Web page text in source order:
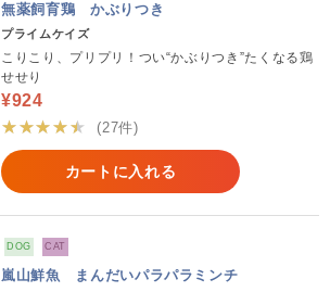
無薬飼育鶏 かぶりつき
プライムケイズ
こりこり、プリプリ！つい“かぶりつき”たくなる鶏
せせり
¥924
★★★★★
(27件)
カートに入れる
DOG CAT
嵐山鮮魚 まんだいパラパラミンチ